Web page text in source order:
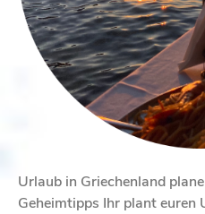
Urlaub in Griechenland
Geheimtipps Ihr plant euren